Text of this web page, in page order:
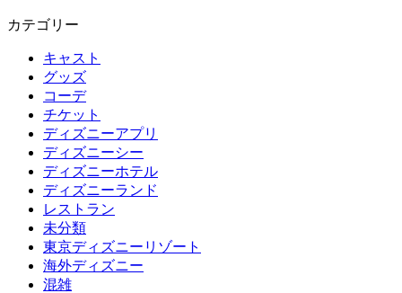
カテゴリー
キャスト
グッズ
コーデ
チケット
ディズニーアプリ
ディズニーシー
ディズニーホテル
ディズニーランド
レストラン
未分類
東京ディズニーリゾート
海外ディズニー
混雑